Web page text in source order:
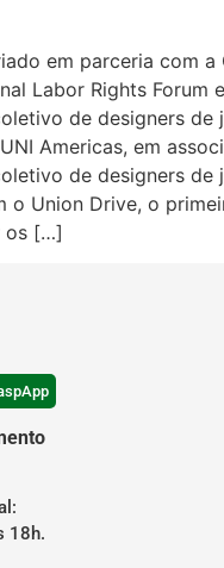
em parceria com a
Labor Rights Forum
de designers de
Americas, em
de designers de
o Union Drive, o
os […]
18h.